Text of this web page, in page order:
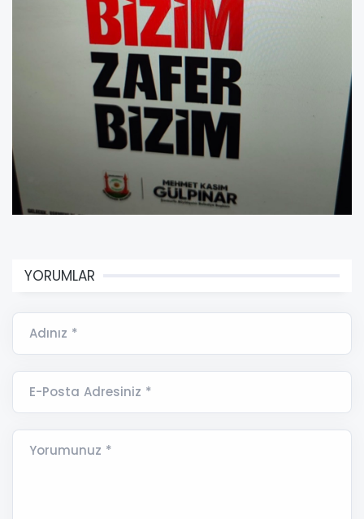
YORUMLAR
Adınız *
E-Posta Adresiniz *
Yorumunuz *